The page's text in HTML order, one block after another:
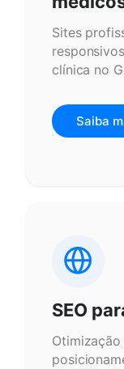
Sites
clínica no
Saiba
SEO